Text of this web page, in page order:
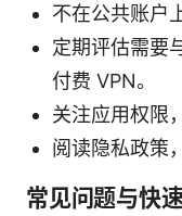
不在公共账户
定期评估需要
付费 VPN。
关注应用权限
阅读隐私政策
常见问题与快